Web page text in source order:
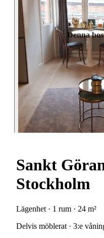
Denna
Sankt
Stockholm
Lägenhet · 1 rum · 24 m²
Delvis möblerat · 3:e